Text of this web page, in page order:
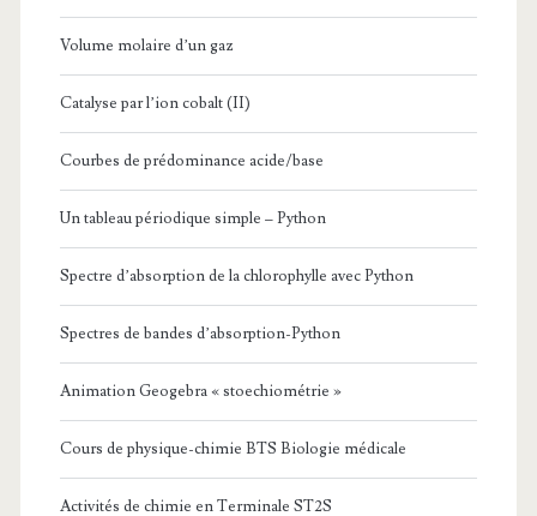
Volume molaire d’un gaz
Catalyse par l’ion cobalt (II)
Courbes de prédominance acide/base
Un tableau périodique simple – Python
Spectre d’absorption de la chlorophylle avec Python
Spectres de bandes d’absorption-Python
Animation Geogebra « stoechiométrie »
Cours de physique-chimie BTS Biologie médicale
Activités de chimie en Terminale ST2S